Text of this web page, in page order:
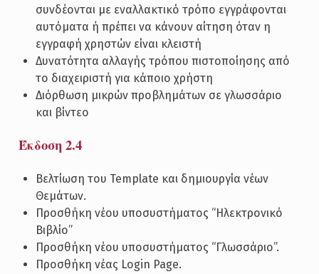
συνδέονται με εναλλακτικό τρόπο εγγράφονται
αυτόματα ή πρέπει να κάνουν αίτηση όταν η
εγγραφή χρηστών είναι κλειστή
Δυνατότητα αλλαγής τρόπου πιστοποίησης από
το διαχειριστή για κάποιο χρήστη
Διόρθωση μικρών προβλημάτων σε γλωσσάριο
και βίντεο
Έκδοση 2.4
Βελτίωση του Template και δημιουργία νέων
Θεμάτων.
Προσθήκη νέου υποσυστήματος “Ηλεκτρονικό
Βιβλίο”
Προσθήκη νέου υποσυστήματος “Γλωσσάριο”.
Προσθήκη νέας Login Page.